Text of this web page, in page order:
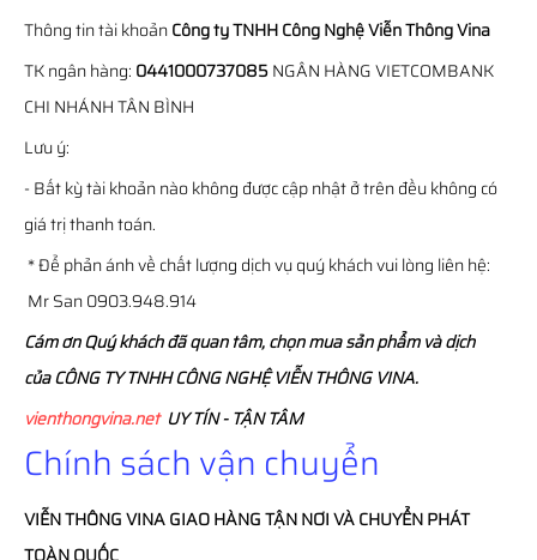
Thông tin tài khoảnCông ty TNHH Công Nghệ Viễn Thông Vina
TK ngân hàng: 0441000737085NGÂN HÀNG VIETCOMBANK
CHI NHÁNH TÂN BÌNH
Lưu ý:
- Bất kỳ tài khoản nào không được cập nhật ở trên đều không có
giá trị thanh toán.
* Để phản ánh về chất lượng dịch vụ quý khách vui lòng liên hệ:
Mr San 0903.948.914
Cám ơn Quý khách đã quan tâm, chọn mua sản phẩm và dịch
của CÔNG TY TNHH CÔNG NGHỆ VIỄN THÔNG VINA.
vienthongvina.netUY TÍN - TẬN TÂM
Chính sách vận chuyển
VIỄN THÔNGVINAGIAO HÀNG TẬN NƠI VÀ CHUYỂN PHÁT